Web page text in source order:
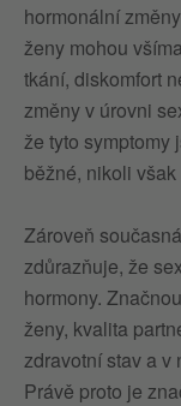
hormonální
ženy mohou
tkání, diskomfort
změny v úrovni
že tyto symptomy
běžné, nikoli
Zároveň
zdůrazňuje, že
hormony.
ženy, kvalita
zdravotní stav a v
Právě proto je